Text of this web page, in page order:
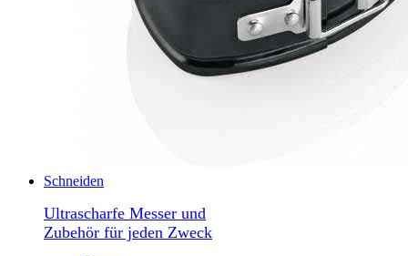
Schneiden
Ultrascharfe Messer und
Zubehör für jeden Zweck